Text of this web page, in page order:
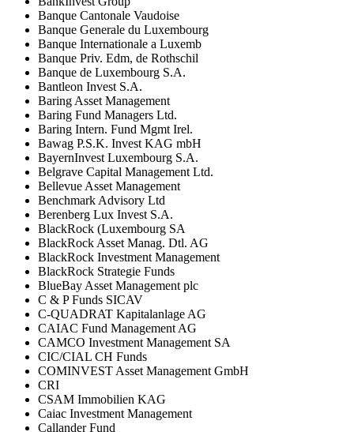
Banque Cantonale Vaudoise
Banque Generale du Luxembourg
Banque Internationale a Luxemb
Banque Priv. Edm, de Rothschil
Banque de Luxembourg S.A.
Bantleon Invest S.A.
Baring Asset Management
Baring Fund Managers Ltd.
Baring Intern. Fund Mgmt Irel.
Bawag P.S.K. Invest KAG mbH
BayernInvest Luxembourg S.A.
Belgrave Capital Management Ltd.
Bellevue Asset Management
Benchmark Advisory Ltd
Berenberg Lux Invest S.A.
BlackRock (Luxembourg SA
BlackRock Asset Manag. Dtl. AG
BlackRock Investment Management
BlackRock Strategie Funds
BlueBay Asset Management plc
C & P Funds SICAV
C-QUADRAT Kapitalanlage AG
CAIAC Fund Management AG
CAMCO Investment Management SA
CIC/CIAL CH Funds
COMINVEST Asset Management GmbH
CRI
CSAM Immobilien KAG
Caiac Investment Management
Callander Fund